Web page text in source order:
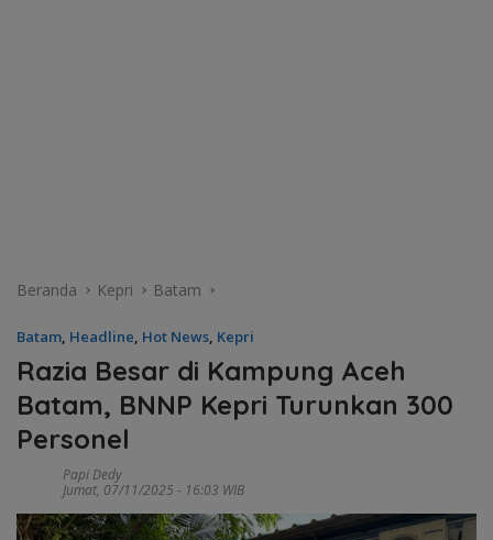
Beranda Kepri Batam
Batam, Headline, Hot News, Kepri
Razia Besar di Kampung Aceh
Batam, BNNP Kepri Turunkan 300
Personel
Papi Dedy
Jumat, 07/11/2025 - 16:03 WIB